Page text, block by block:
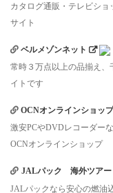
カタログ通販・テレビシ
サイト
ベルメゾンネット
常時３万点以上の品揃え
イトです
OCNオンラインショップ
激安PCやDVDレコーダー
OCNオンラインショップ
JALパック 海外ツアー
JALパックなら安心の燃油